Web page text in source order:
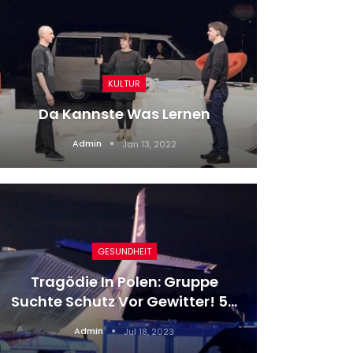
KULTUR
Da Kannste Was Lernen
Admin Jan 13, 2022
GESUNDHEIT
Tragödie In Polen: Gruppe
Suchte Schutz Vor Gewitter! 5…
Admin Jul 18, 2023